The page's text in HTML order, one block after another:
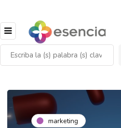
marketing